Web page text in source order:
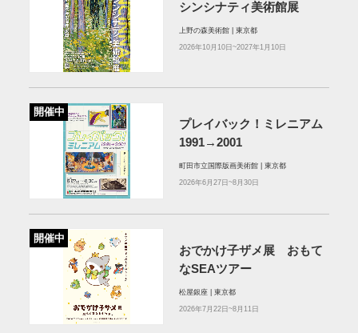
シンシナティ美術館展
上野の森美術館 | 東京都
2026年10月10日~2027年1月10日
開催中
プレイバック！ミレニアム
1991→2001
町田市立国際版画美術館 | 東京都
2026年6月27日~8月30日
開催中
おでかけ子ザメ展 おもて
なSEAツアー
松屋銀座 | 東京都
2026年7月22日~8月11日